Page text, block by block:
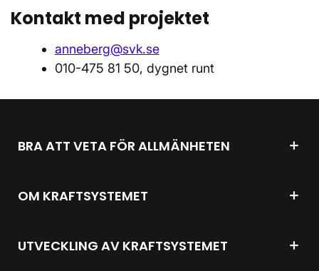
Kontakt med projektet
anneberg@svk.se
010-475 81 50, dygnet runt
BRA ATT VETA FÖR ALLMÄNHETEN
OM KRAFTSYSTEMET
UTVECKLING AV KRAFTSYSTEMET